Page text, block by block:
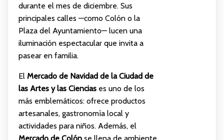
durante el mes de diciembre. Sus
principales calles —como Colón o la
Plaza del Ayuntamiento— lucen una
iluminación espectacular que invita a
pasear en familia.
El Mercado de Navidad de la Ciudad de
las Artes y las Cienciases uno de los
más emblemáticos: ofrece productos
artesanales, gastronomía local y
actividades para niños. Además, el
Mercado de Colónse llena de ambiente